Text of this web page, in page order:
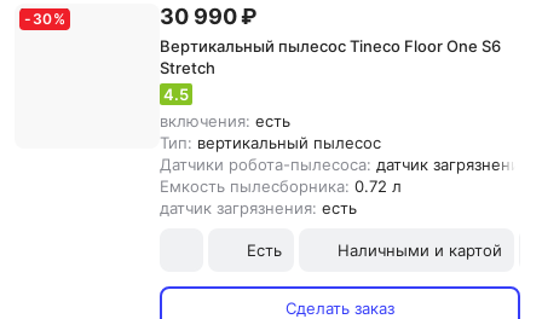
- 30% 30 990 ₽
Вертикальный пылесос Tineco Floor One S6
Stretch
4.5
включения: есть
Тип: вертикальный пылесос
Датчики робота-пылесоса: датчик загрязнения
Емкость пылесборника: 0.72 л
датчик загрязнения: есть
Есть Наличными и картой
Сделать заказ